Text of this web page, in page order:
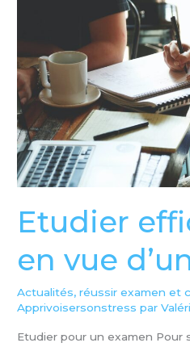
Etudier
en vue
Actualités,réussir examen et
Apprivoisersonstress par
Etudier pour un examen Pour
d’un
examen